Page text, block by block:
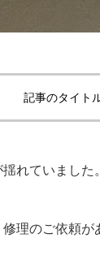
記事のタイト
れていました。
理のご依頼が